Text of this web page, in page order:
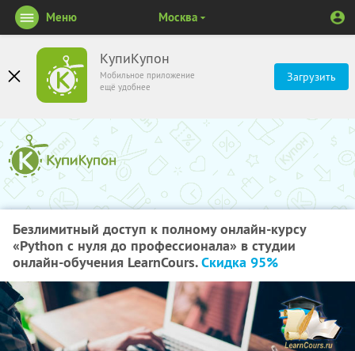
КупиКупон
Мобильное приложение
ещё удобнее
Загрузить
Меню Москва
Безлимитный доступ к полному онлайн-курсу
«Python с нуля до профессионала» в студии
онлайн-обучения LearnCours.Скидка 95%